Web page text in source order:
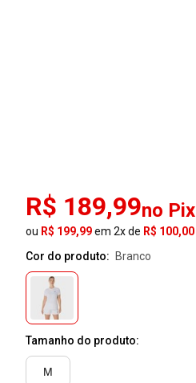
R$ 189,99no Pix
ou R$ 199,99em 2x de R$ 100,00
Cor do produto:
branco
Tamanho do produto:
M